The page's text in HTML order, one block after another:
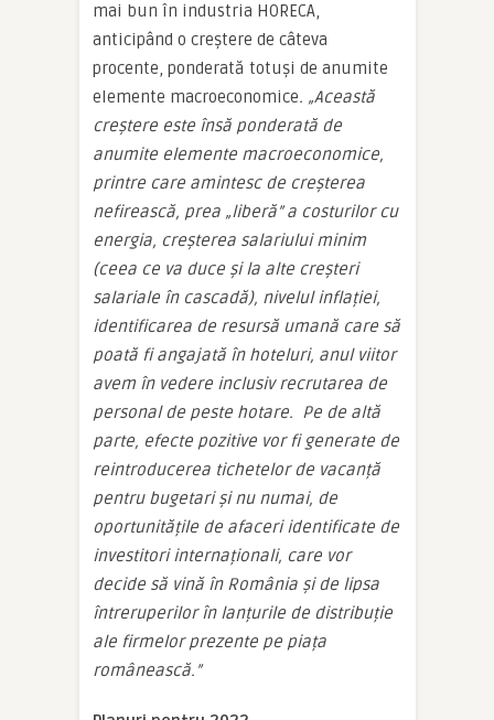
mai bun în industria HORECA,
anticipând o creștere de câteva
procente, ponderată totuși de anumite
elemente macroeconomice. „Această
creștere este însă ponderată de
anumite elemente macroeconomice,
printre care amintesc de creșterea
nefirească, prea „liberă” a costurilor cu
energia, creșterea salariului minim
(ceea ce va duce și la alte creșteri
salariale în cascadă), nivelul inflației,
identificarea de resursă umană care să
poată fi angajată în hoteluri, anul viitor
avem în vedere inclusiv recrutarea de
personal de peste hotare. Pe de altă
parte, efecte pozitive vor fi generate de
reintroducerea tichetelor de vacanță
pentru bugetari și nu numai, de
oportunitățile de afaceri identificate de
investitori internaționali, care vor
decide să vină în România și de lipsa
întreruperilor în lanțurile de distribuție
ale firmelor prezente pe piața
românească.”